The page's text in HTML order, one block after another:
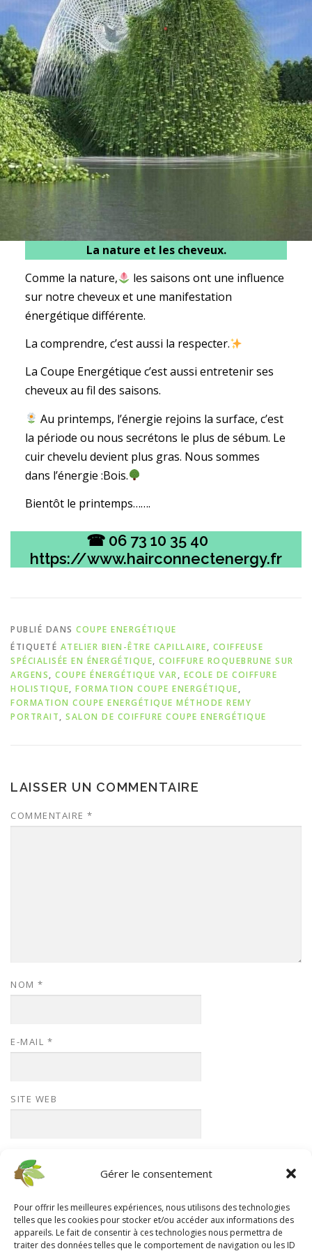
Gérer le consentement
Pour offrir les meilleures expériences, nous utilisons des technologies
telles que les cookies pour stocker et/ou accéder aux informations des
appareils. Le fait de consentir à ces technologies nous permettra de
traiter des données telles que le comportement de navigation ou les ID
La nature et les cheveux.
Comme la nature,
les saisons ont une influence
sur notre cheveux et une manifestation
énergétique différente.
La comprendre, c’est aussi la respecter.
La Coupe Energétique c’est aussi entretenir ses
cheveux au fil des saisons.
Au printemps, l’énergie rejoins la surface, c’est
la période ou nous secrétons le plus de sébum. Le
cuir chevelu devient plus gras. Nous sommes
dans l’énergie :Bois.
Bientôt le printemps…….
☎ 06 73 10 35 40
https://www.hairconnectenergy.fr
PUBLIÉ DANS COUPE ENERGÉTIQUE
ÉTIQUETÉ ATELIER BIEN-ÊTRE CAPILLAIRE, COIFFEUSE
SPÉCIALISÉE EN ÉNERGÉTIQUE, COIFFURE ROQUEBRUNE SUR
ARGENS, COUPE ÉNERGÉTIQUE VAR, ECOLE DE COIFFURE
HOLISTIQUE, FORMATION COUPE ENERGÉTIQUE,
FORMATION COUPE ENERGÉTIQUE MÉTHODE REMY
PORTRAIT, SALON DE COIFFURE COUPE ENERGÉTIQUE
LAISSER UN COMMENTAIRE
COMMENTAIRE *
NOM *
E-MAIL *
SITE WEB